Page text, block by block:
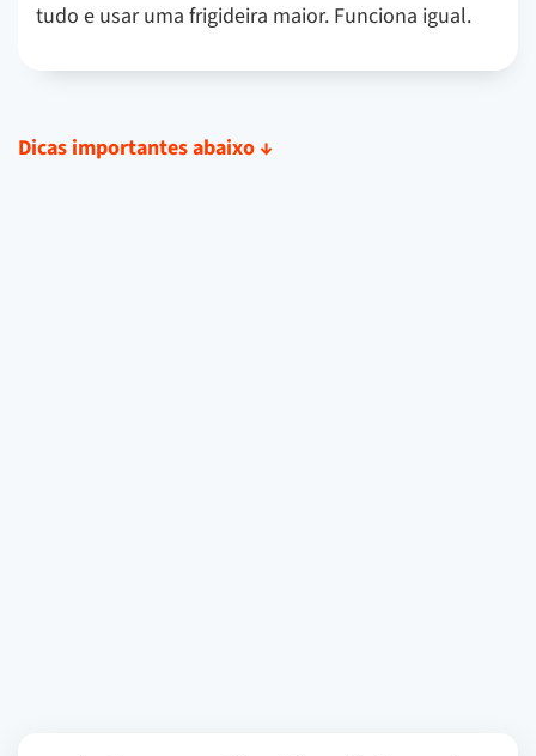
tudo e usar uma frigideira maior. Funciona igual.
Dicas importantes abaixo ↓